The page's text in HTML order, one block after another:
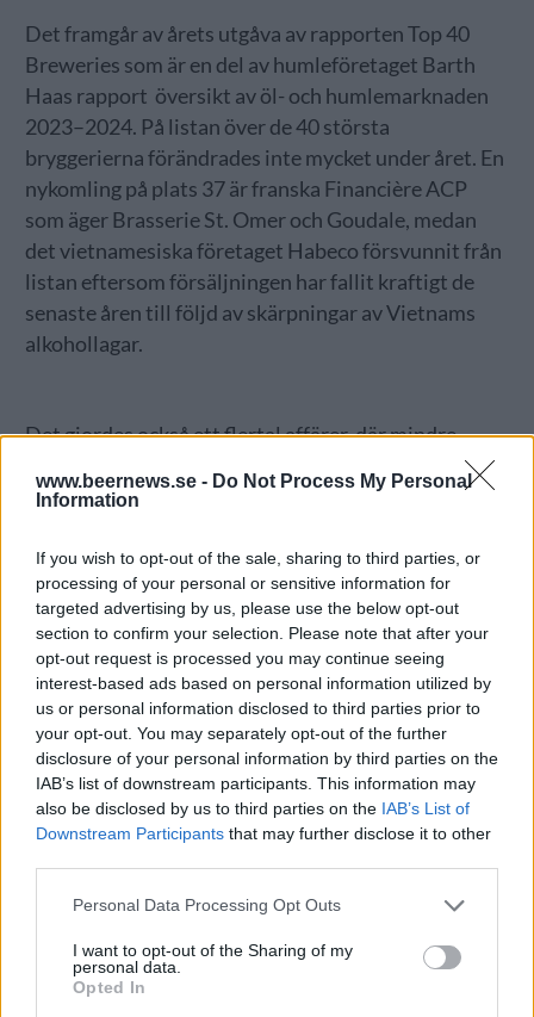
www.beernews.se - Do Not Process My Personal
Information
If you wish to opt-out of the sale, sharing to third parties, or
processing of your personal or sensitive information for
targeted advertising by us, please use the below opt-out
section to confirm your selection. Please note that after your
opt-out request is processed you may continue seeing
interest-based ads based on personal information utilized by
us or personal information disclosed to third parties prior to
your opt-out. You may separately opt-out of the further
disclosure of your personal information by third parties on the
IAB’s list of downstream participants. This information may
also be disclosed by us to third parties on the IAB’s List of
Downstream Participants that may further disclose it to other
Personal Data Processing Opt Outs
I want to opt-out of the Sharing of my
personal data.
Opted In
Det framgår av årets utgåva av rapporten Top 40
Breweries som är en del av humleföretaget Barth
Haas rapport översikt av öl- och humlemarknaden
2023–2024. På listan över de 40 största
bryggerierna förändrades inte mycket under året. En
nykomling på plats 37 är franska Financière ACP
som äger Brasserie St. Omer och Goudale, medan
det vietnamesiska företaget Habeco försvunnit från
listan eftersom försäljningen har fallit kraftigt de
senaste åren till följd av skärpningar av Vietnams
alkohollagar.
Det gjordes också ett flertal affärer, där mindre
koncernerna. Danska Royal Unibrew köpte upp
Köpenhamn samt Birra Castello i Italien. Carlsberg
köpte Waterloo Brewing i Kanada och Heineken tog
över Distell Group i Sydafrika och Namibia.